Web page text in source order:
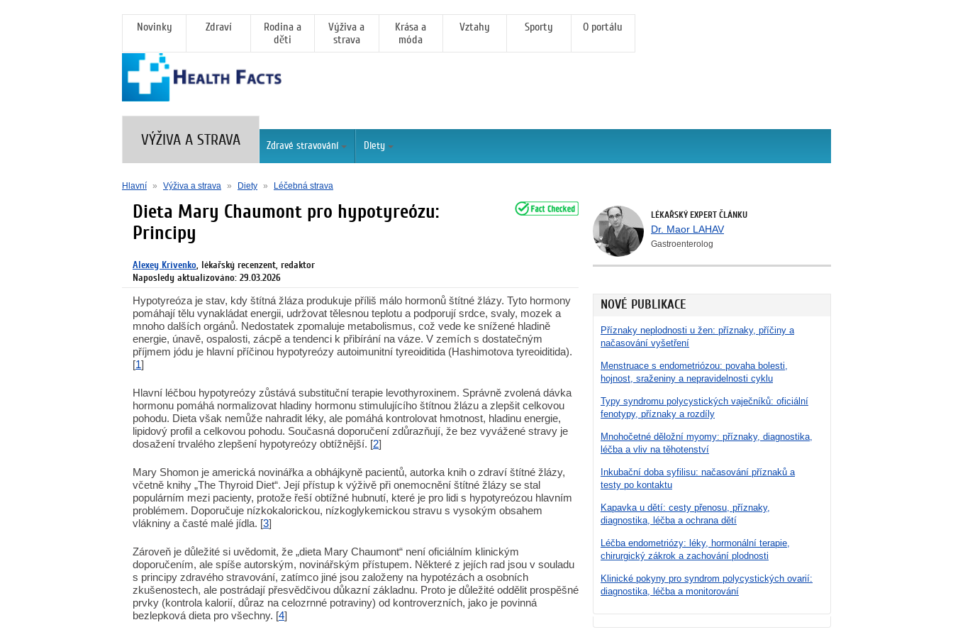
Novinky Zdraví
Rodina a
děti
Výživa a
strava
Krása a
móda
Vztahy Sporty O portálu
VÝŽIVA A STRAVA Zdravé stravování Diety
Hlavní » Výživa a strava » Diety » Léčebná strava
LÉKAŘSKÝ EXPERT ČLÁNKU
Dr. Maor LAHAV
Gastroenterolog
NOVÉ PUBLIKACE
Příznaky neplodnosti u žen: příznaky, příčiny a
načasování vyšetření
Menstruace s endometriózou: povaha bolesti,
hojnost, sraženiny a nepravidelnosti cyklu
Typy syndromu polycystických vaječníků: oficiální
fenotypy, příznaky a rozdíly
Mnohočetné děložní myomy: příznaky, diagnostika,
léčba a vliv na těhotenství
Inkubační doba syfilisu: načasování příznaků a
testy po kontaktu
Kapavka u dětí: cesty přenosu, příznaky,
diagnostika, léčba a ochrana dětí
Léčba endometriózy: léky, hormonální terapie,
chirurgický zákrok a zachování plodnosti
Klinické pokyny pro syndrom polycystických ovarií:
diagnostika, léčba a monitorování
Dieta Mary Chaumont pro hypotyreózu:
Principy
Alexey Krivenko, lékařský recenzent, redaktor
Naposledy aktualizováno: 29.03.2026
Hypotyreóza je stav, kdy štítná žláza produkuje příliš málo hormonů štítné žlázy. Tyto hormony
pomáhají tělu vynakládat energii, udržovat tělesnou teplotu a podporují srdce, svaly, mozek a
mnoho dalších orgánů. Nedostatek zpomaluje metabolismus, což vede ke snížené hladině
energie, únavě, ospalosti, zácpě a tendenci k přibírání na váze. V zemích s dostatečným
příjmem jódu je hlavní příčinou hypotyreózy autoimunitní tyreoiditida (Hashimotova tyreoiditida).
[1]
Hlavní léčbou hypotyreózy zůstává substituční terapie levothyroxinem. Správně zvolená dávka
hormonu pomáhá normalizovat hladiny hormonu stimulujícího štítnou žlázu a zlepšit celkovou
pohodu. Dieta však nemůže nahradit léky, ale pomáhá kontrolovat hmotnost, hladinu energie,
lipidový profil a celkovou pohodu. Současná doporučení zdůrazňují, že bez vyvážené stravy je
dosažení trvalého zlepšení hypotyreózy obtížnější. [2]
Mary Shomon je americká novinářka a obhájkyně pacientů, autorka knih o zdraví štítné žlázy,
včetně knihy „The Thyroid Diet“. Její přístup k výživě při onemocnění štítné žlázy se stal
populárním mezi pacienty, protože řeší obtížné hubnutí, které je pro lidi s hypotyreózou hlavním
problémem. Doporučuje nízkokalorickou, nízkoglykemickou stravu s vysokým obsahem
vlákniny a časté malé jídla. [3]
Zároveň je důležité si uvědomit, že „dieta Mary Chaumont“ není oficiálním klinickým
doporučením, ale spíše autorským, novinářským přístupem. Některé z jejích rad jsou v souladu
s principy zdravého stravování, zatímco jiné jsou založeny na hypotézách a osobních
zkušenostech, ale postrádají přesvědčivou důkazní základnu. Proto je důležité oddělit prospěšné
prvky (kontrola kalorií, důraz na celozrnné potraviny) od kontroverzních, jako je povinná
bezlepková dieta pro všechny. [4]